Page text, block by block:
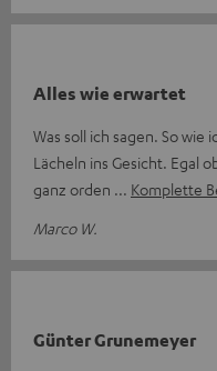
Alles wie erwartet
Was soll ich sagen. So
Lächeln ins Gesicht. Egal
ganz orden
Komplette
Marco W.
Günter Grunemeyer